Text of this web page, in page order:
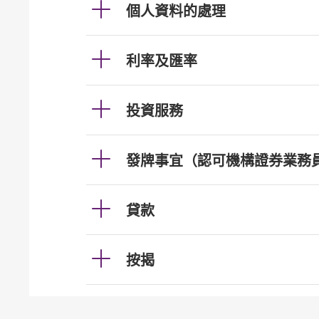
個人資料的處理
利率及匯率
投資服務
發牌事宜（認可機構證券業務
貸款
按揭